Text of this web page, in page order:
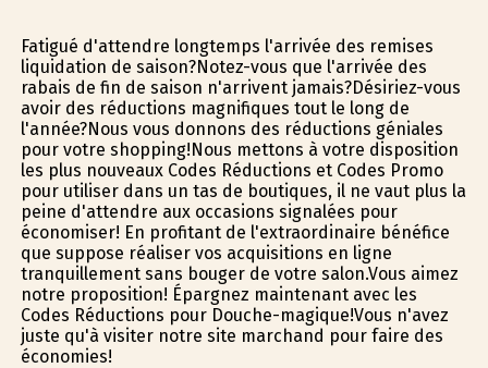
Fatigué d'attendre longtemps l'arrivée des remises
liquidation de saison?Notez-vous que l'arrivée des
rabais de fin de saison n'arrivent jamais?Désiriez-vous
avoir des réductions magnifiques tout le long de
l'année?Nous vous donnons des réductions géniales
pour votre shopping!Nous mettons à votre disposition
les plus nouveaux Codes Réductions et Codes Promo
pour utiliser dans un tas de boutiques, il ne vaut plus la
peine d'attendre aux occasions signalées pour
économiser! En profitant de l'extraordinaire bénéfice
que suppose réaliser vos acquisitions en ligne
tranquillement sans bouger de votre salon.Vous aimez
notre proposition! Épargnez maintenant avec les
Codes Réductions pour Douche-magique!Vous n'avez
juste qu'à visiter notre site marchand pour faire des
économies!